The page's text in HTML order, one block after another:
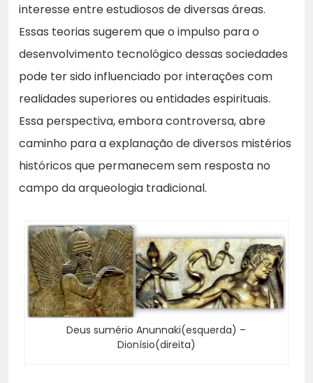
interesse entre estudiosos de diversas áreas.
Essas teorias sugerem que o impulso para o
desenvolvimento tecnológico dessas sociedades
pode ter sido influenciado por interações com
realidades superiores ou entidades espirituais.
Essa perspectiva, embora controversa, abre
caminho para a explanação de diversos mistérios
históricos que permanecem sem resposta no
campo da arqueologia tradicional.
Deus sumério Anunnaki(esquerda) –
Dionísio(direita)